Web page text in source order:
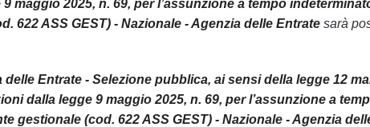
maggio 2025, n. 69, per l’assunzione a tempo
622 ASS GEST) - Nazionale - Agenzia delle Entratesarà
delle Entrate - Selezione pubblica, ai sensi della legge 12
dalla legge 9 maggio 2025, n. 69, per l’assunzione a
gestionale (cod. 622 ASS GEST) - Nazionale - Agenzia